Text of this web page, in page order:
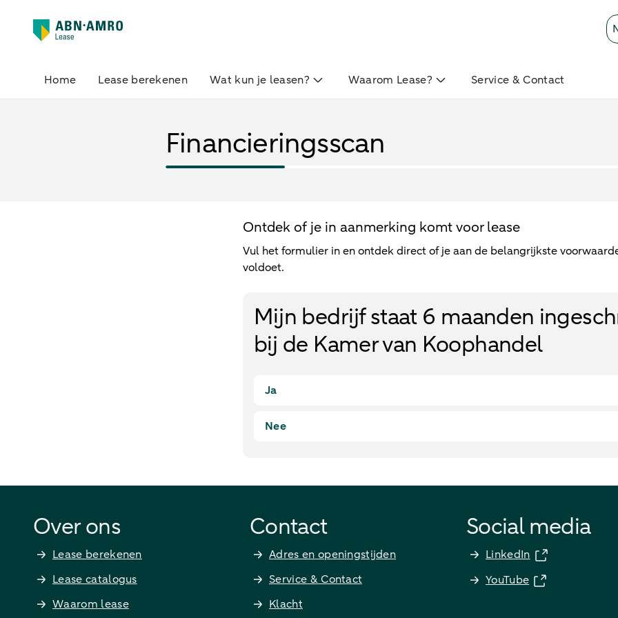
Home Lease berekenen Wat kun je leasen? Waarom Lease? Service & Contact
Financieringsscan
Ontdek of je in aanmerking komt voor lease
Vul het formulier in en ontdek direct of je aan de belangrijkste
voldoet.
Mijn bedrijf staat 6 maanden
bij de Kamer van Koophandel
Ja
Nee
Over ons
Lease berekenen
Lease catalogus
Waarom lease
Contact
Adres en openingstijden
Service & Contact
Klacht
Social media
LinkedIn
YouTube